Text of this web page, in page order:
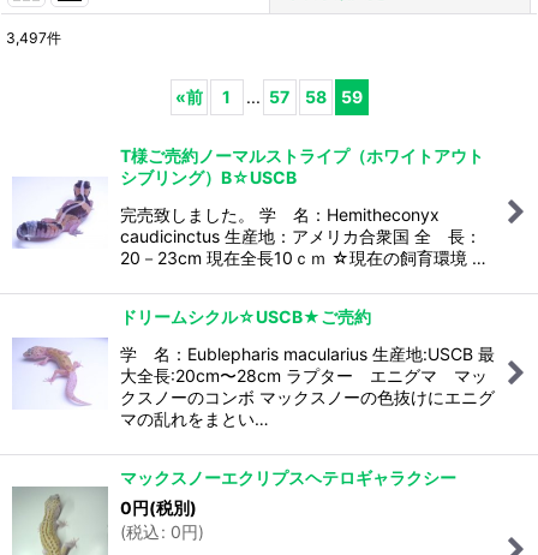
絞り込む
3,497件
«前 1 ... 57 58 59
T様ご売約ノーマルストライプ（ホワイトアウト
シブリング）B☆USCB
完売致しました。 学 名：Hemitheconyx
caudicinctus 生産地：アメリカ合衆国 全 長：
20－23cm 現在全長10ｃｍ ☆現在の飼育環境 …
ドリームシクル☆USCB★ご売約
学 名：Eublepharis macularius 生産地:USCB 最
大全長:20cm〜28cm ラプター エニグマ マッ
クスノーのコンボ マックスノーの色抜けにエニグ
マの乱れをまとい…
マックスノーエクリプスヘテロギャラクシー
0円(税別)
(税込: 0円)